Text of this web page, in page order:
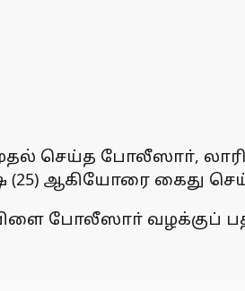
செய்த போலீஸாா்,
ஆகியோரை கைது
போலீஸாா் வழக்குப்